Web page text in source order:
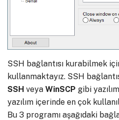
SSH bağlantısı kurabilmek
kullanmaktayız. SSH
SSH veya WinSCP gibi
yazılım içerinde en çok
Bu 3 programı aşağıdaki